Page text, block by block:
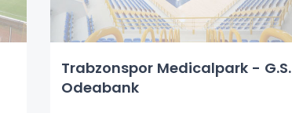
Trabzonspor Medicalpark - G.S.
Odeabank